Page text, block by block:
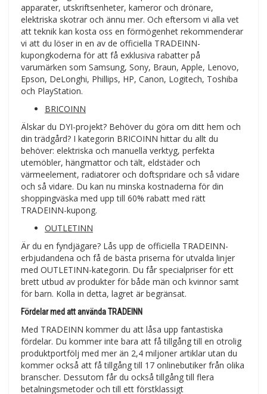
apparater, utskriftsenheter, kameror och drönare,
elektriska skotrar och ännu mer. Och eftersom vi alla vet
att teknik kan kosta oss en förmögenhet rekommenderar
vi att du löser in en av de officiella TRADEINN-
kupongkoderna för att få exklusiva rabatter på
varumärken som Samsung, Sony, Braun, Apple, Lenovo,
Epson, DeLonghi, Phillips, HP, Canon, Logitech, Toshiba
och PlayStation.
BRICOINN
Älskar du DYI-projekt? Behöver du göra om ditt hem och
din trädgård? I kategorin BRICOINN hittar du allt du
behöver: elektriska och manuella verktyg, perfekta
utemöbler, hängmattor och tält, eldstäder och
värmeelement, radiatorer och doftspridare och så vidare
och så vidare. Du kan nu minska kostnaderna för din
shoppingväska med upp till 60% rabatt med rätt
TRADEINN-kupong.
OUTLETINN
Är du en fyndjägare? Lås upp de officiella TRADEINN-
erbjudandena och få de bästa priserna för utvalda linjer
med OUTLETINN-kategorin. Du får specialpriser för ett
brett utbud av produkter för både män och kvinnor samt
för barn. Kolla in detta, lagret är begränsat.
Fördelar med att använda TRADEINN
Med TRADEINN kommer du att låsa upp fantastiska
fördelar. Du kommer inte bara att få tillgång till en otrolig
produktportfölj med mer än 2,4 miljoner artiklar utan du
kommer också att få tillgång till 17 onlinebutiker från olika
branscher. Dessutom får du också tillgång till flera
betalningsmetoder och till ett förstklassigt